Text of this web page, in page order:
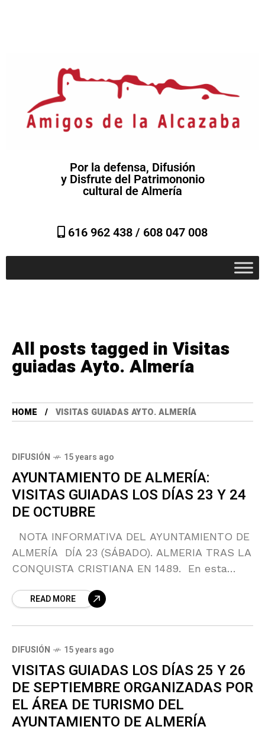
Por la defensa, Difusión
y Disfrute del Patrimononio
cultural de Almería
616 962 438 / 608 047 008
All posts tagged in Visitas
guiadas Ayto. Almería
HOME VISITAS GUIADAS AYTO. ALMERÍA
DIFUSIÓN 15 years ago
AYUNTAMIENTO DE ALMERÍA:
VISITAS GUIADAS LOS DÍAS 23 Y 24
DE OCTUBRE
NOTA INFORMATIVA DEL AYUNTAMIENTO DE
ALMERÍA DÍA 23 (SÁBADO). ALMERIA TRAS LA
CONQUISTA CRISTIANA EN 1489. En esta
experimentará la ciudad tras la
READ MORE
DIFUSIÓN 15 years ago
VISITAS GUIADAS LOS DÍAS 25 Y 26
DE SEPTIEMBRE ORGANIZADAS POR
EL ÁREA DE TURISMO DEL
AYUNTAMIENTO DE ALMERÍA